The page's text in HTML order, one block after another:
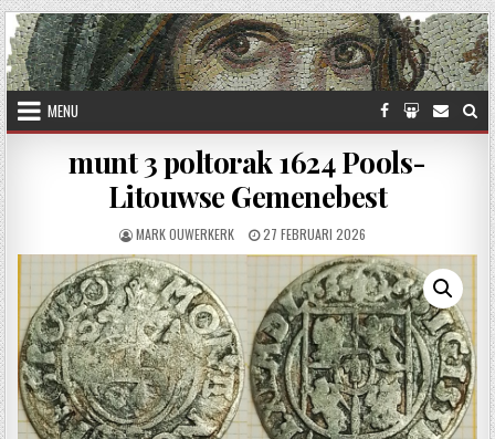
Skip to content
MENU
munt 3 poltorak 1624 Pools-
Litouwse Gemenebest
AUTHOR:
MARK OUWERKERK PUBLISHED DATE:
27 FEBRUARI 2026